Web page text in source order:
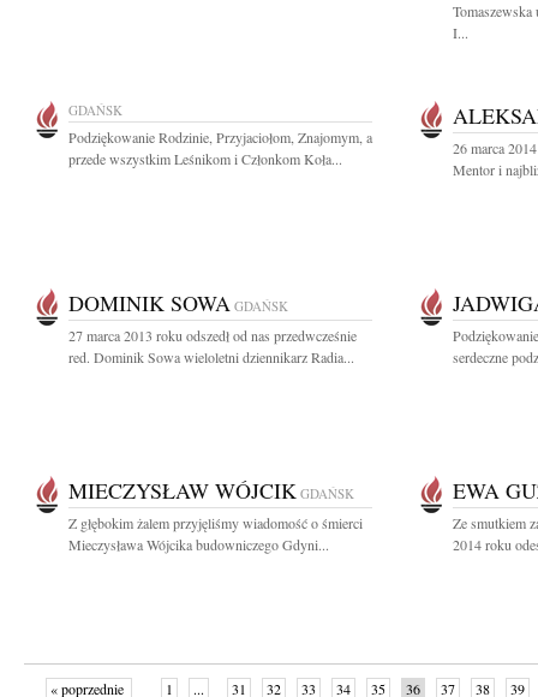
I...
GDAŃSK
Podziękowanie Rodzinie, Przyjaciołom, Znajomym, a
przede wszystkim Leśnikom i Członkom Koła...
26 marca
Mentor i
DOMINIK SOWA GDAŃSK
27 marca 2013 roku odszedł od nas przedwcześnie
red. Dominik Sowa wieloletni dziennikarz Radia...
serdeczne
MIECZYSŁAW WÓJCIK GDAŃSK
Z głębokim żalem przyjęliśmy wiadomość o śmierci
Mieczysława Wójcika budowniczego Gdyni...
EWA
Ze smutkiem
2014 roku
« poprzednie 1 ... 31 32 33 34 35 36 37 38 39